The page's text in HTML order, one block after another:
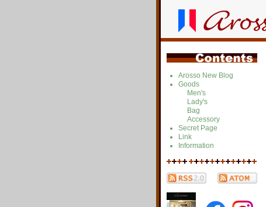
Arosso New Blog
Goods
Men's
Lady's
Bag
Accessory
Secret Page
Link
Information